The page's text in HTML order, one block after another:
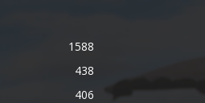
1588
438
406